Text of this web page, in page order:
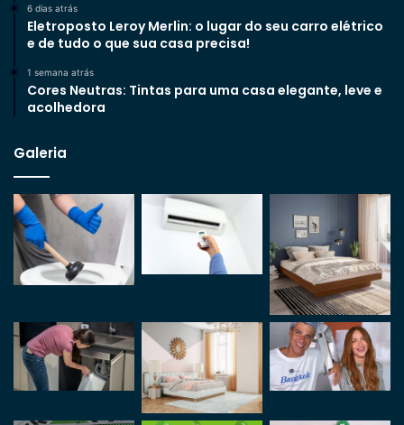
6 dias atrás
Eletroposto Leroy Merlin: o lugar do seu carro elétrico
e de tudo o que sua casa precisa!
1 semana atrás
Cores Neutras: Tintas para uma casa elegante, leve e
acolhedora
Galeria